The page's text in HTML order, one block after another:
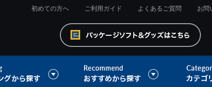
初めての方へ ご利用ガイド よくあるご質問 お問